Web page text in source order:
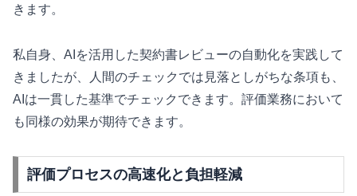
きます。
私自身、AIを活用した契約書レビューの自動化を実践して
きましたが、人間のチェックでは見落としがちな条項も、
AIは一貫した基準でチェックできます。評価業務において
も同様の効果が期待できます。
評価プロセスの高速化と負担軽減